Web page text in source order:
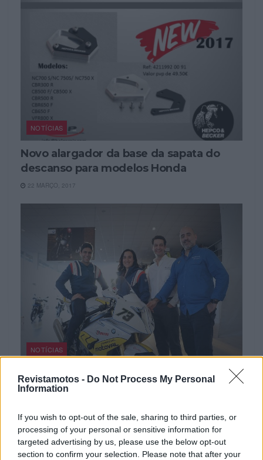
Revistamotos - Do Not Process My Personal
Information
If you wish to opt-out of the sale, sharing to third parties, or
processing of your personal or sensitive information for
targeted advertising by us, please use the below opt-out
section to confirm your selection. Please note that after your
NOTÍCIAS
Novo alargador da base da sapata do
descanso para modelos Honda
22 MARÇO, 2017
NOTÍCIAS
Zanza Motomil Racing apresenta equipa
para 2017